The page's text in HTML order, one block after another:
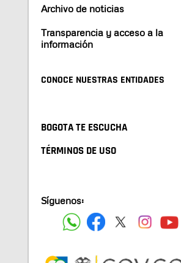
Archivo de noticias
Transparencia y acceso a la
información
CONOCE NUESTRAS ENTIDADES
BOGOTA TE ESCUCHA
TÉRMINOS DE USO
Síguenos: